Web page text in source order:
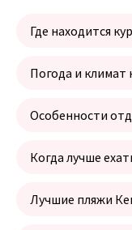
Где находится
Погода и климат
Особенности
Когда лучше
Лучшие пляжи